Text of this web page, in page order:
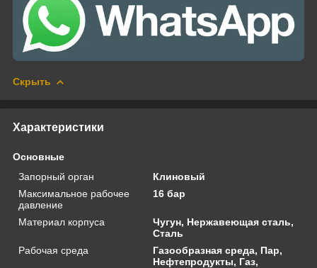
Скрыть
Характеристики
Основные
Запорный орган
Клиновый
Максимальное рабочее
давление
16 бар
Материал корпуса
Чугун, Нержавеющая сталь,
Сталь
Рабочая среда
Газообразная среда, Пар,
Нефтепродукты, Газ,